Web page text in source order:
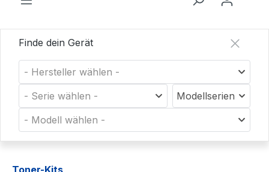
Finde dein Gerät
- Hersteller wählen -
- Serie wählen -
Modellserien
- Modell wählen -